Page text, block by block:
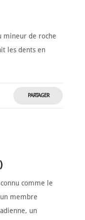
mineur de roche
les dents en
PARTAGER
comme le
membre
un